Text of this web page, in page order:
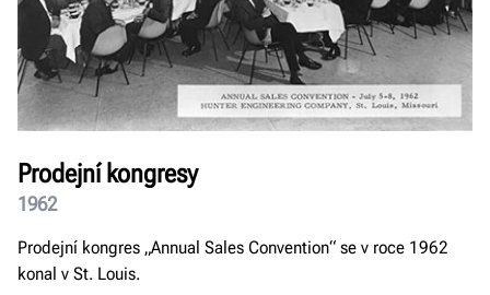
Prodejní kongresy
1962
Prodejní kongres „Annual Sales Convention“ se v roce 1962
konal v St. Louis.